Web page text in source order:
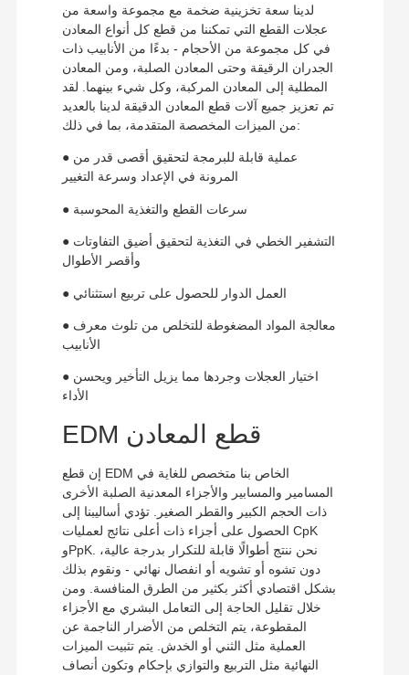
لدينا سعة تخزينية ضخمة مع مجموعة واسعة من
عجلات القطع التي تمكننا من قطع كل أنواع المعادن
في كل مجموعة من الأحجام - بدءًا من الأنابيب ذات
الجدران الرقيقة وحتى المعادن الصلبة، ومن المعادن
المطلية إلى المعادن المركبة، وكل شيء بينهما. لقد
تم تعزيز جميع آلات قطع المعادن الدقيقة لدينا بالعديد
من الميزات المخصصة المتقدمة، بما في ذلك:
● عملية قابلة للبرمجة لتحقيق أقصى قدر من
● التشفير الخطي في التغذية لتحقيق أضيق التفاوتات
● معالجة المواد المضغوطة للتخلص من تلوث معرف
● اختيار العجلات وجردها مما يزيل التأخير ويحسن
إن قطع EDM الخاص بنا متخصص للغاية في
المسامير والمسابير والأجزاء المعدنية الصلبة الأخرى
ذات الحجم الكبير والقطر الصغير. تؤدي أساليبنا إلى
الحصول على أجزاء ذات أعلى نتائج لعمليات CpK
وPpK. نحن ننتج أطوالًا قابلة للتكرار بدرجة عالية،
دون تشوه أو تشويه أو انفصال نهائي - ونقوم بذلك
بشكل اقتصادي أكثر بكثير من الطرق المنافسة. ومن
خلال تقليل الحاجة إلى التعامل البشري مع الأجزاء
المقطوعة، يتم التخلص من الأضرار الناجمة عن
العملية مثل الثني أو الخدش. يتم تثبيت الميزات
النهائية مثل التربيع والتوازي بإحكام وتكون أنصاف